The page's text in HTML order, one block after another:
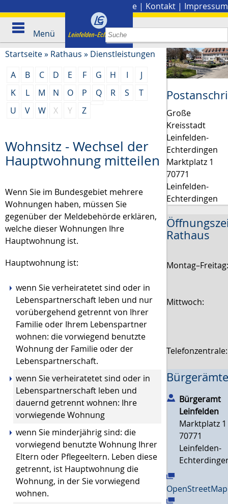
Presse | Kontakt | Impressum
Menü
Startseite» Rathaus » Dienstleistungen
A
B C D E F G H I
J
K
L M N O P Q R S
T
U
V W X Y Z
Wohnsitz - Wechsel der
Hauptwohnung mitteilen
Wenn Sie im Bundesgebiet mehrere
Wohnungen haben, müssen Sie
gegenüber der Meldebehörde erklären,
welche dieser Wohnungen Ihre
Hauptwohnung ist.
Hauptwohnung ist:
wenn Sie verheiratetet sind oder in
Lebenspartnerschaft leben und nur
vorübergehend getrennt von Ihrer
Familie oder Ihrem Lebenspartner
wohnen: die vorwiegend benutzte
Wohnung der Familie oder der
Lebenspartnerschaft.
wenn Sie verheiratetet sind oder in
Lebenspartnerschaft leben und
dauernd getrennt wohnen: Ihre
vorwiegende Wohnung
wenn Sie minderjährig sind: die
vorwiegend benutzte Wohnung Ihrer
Eltern oder Pflegeeltern. Leben diese
getrennt, ist Hauptwohnung die
Wohnung, in der Sie vorwiegend
wohnen.
Große
Kreisstadt
Leinfelden-
Echterdingen
Marktplatz 1
70771
Leinfelden-
Echterdingen
Rathaus
Mittwoch:
Bürgeramt
Leinfelden
Marktplatz 1
70771
Leinfelden-
OpenStreetMap